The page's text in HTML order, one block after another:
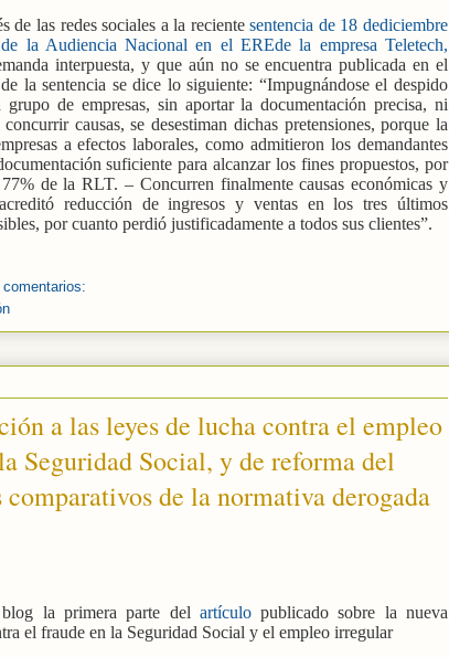
de las redes sociales a la recientesentencia de 18 dediciembre
la Audiencia Nacional en el EREde la empresa Teletech,
interpuesta, y que aún no se encuentra publicada en el
la sentencia se dice lo siguiente: “Impugnándose el despido
de empresas, sin aportar la documentación precisa, ni
causas, se desestiman dichas pretensiones, porque la
a efectos laborales, como admitieron los demandantes
suficiente para alcanzar los fines propuestos, por
de la RLT. – Concurren finalmente causas económicas y
reducción de ingresos y ventas en los tres últimos
por cuanto perdió justificadamente a todos sus clientes”.
comentarios:
a las leyes de lucha contra el empleo
Seguridad Social, y de reforma del
de la normativa derogada
la primera parte del artículopublicado sobre la nueva
el fraude en la Seguridad Social y el empleo irregular